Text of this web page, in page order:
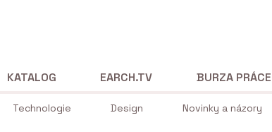
Technologie Design Novinky a názory
KATALOG EARCH.TV BURZA PRÁCE